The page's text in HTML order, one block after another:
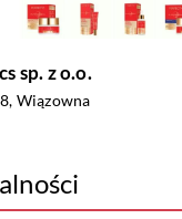
sp. z o.o.
Wiązowna